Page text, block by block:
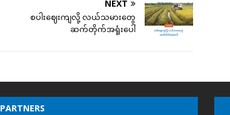
NEXT
စပါးဈေးကျလို့ လယ်သမားတွေ
ဆက်တိုက်အရှုံးပေါ်
PARTNERS